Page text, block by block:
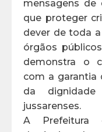
mensagens de
que proteger
dever de toda
órgãos
demonstra o
com a garantia
da
jussarenses.
A Prefeitura